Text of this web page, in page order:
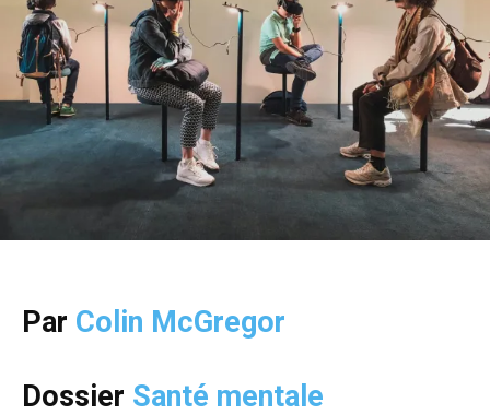
Par Colin McGregor
Dossier Santé mentale